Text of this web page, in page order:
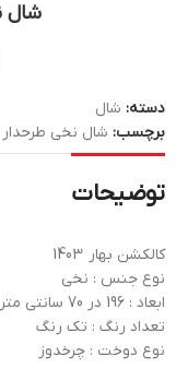
شال
دسته: شال
برچسب: شال نخی طرحدار
توضیحات
کالکشن بهار 1403
نوع جنس : نخی
ابعاد : 196 در 70 سانتی متر
تعداد رنگ : تک رنگ
نوع دوخت : چرخدوز